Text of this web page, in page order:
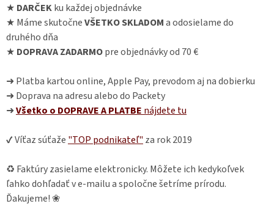
★ DARČEKku každej objednávke
★ Máme skutočneVŠETKO SKLADOMa odosielame do
druhého dňa
★ DOPRAVA ZADARMOpre objednávky od 70 €
➜ Platba kartou online, Apple Pay, prevodom aj na dobierku
➜ Doprava na adresu alebo do Packety
➜Všetko o DOPRAVE A PLATBE nájdete tu
✔ Víťaz súťaže "TOP podnikateľ" za rok 2019
♻ Faktúry zasielame elektronicky. Môžete ich kedykoľvek
ľahko dohľadať v e-mailu a spoločne šetríme prírodu.
Ďakujeme! ❀